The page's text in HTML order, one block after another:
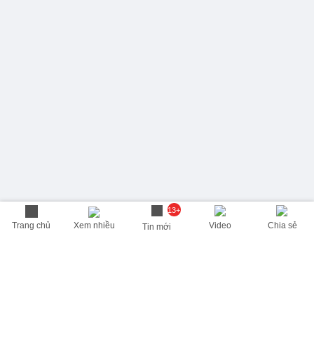
Trang chủ Xem nhiều
13+
Tin mới Video Chia sẻ